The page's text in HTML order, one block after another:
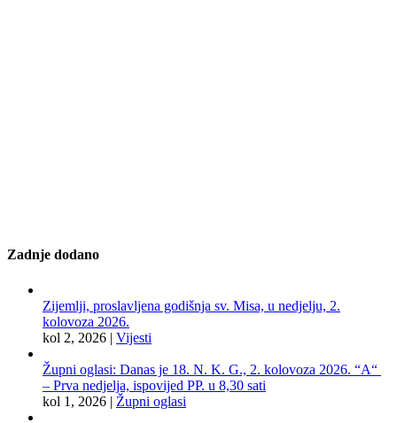
Zadnje dodano
Zijemlji, proslavljena godišnja sv. Misa, u nedjelju, 2.
kolovoza 2026.
kol 2, 2026 | Vijesti
Župni oglasi: Danas je 18. N. K. G., 2. kolovoza 2026. “A“
– Prva nedjelja, ispovijed PP. u 8,30 sati
kol 1, 2026 | Župni oglasi